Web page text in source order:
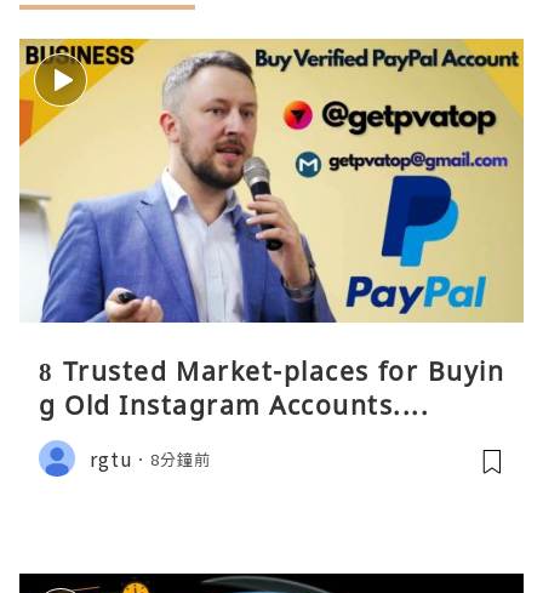
8 Trusted Market-places for Buyin
g Old Instagram Accounts....
rgtu 8分鐘前